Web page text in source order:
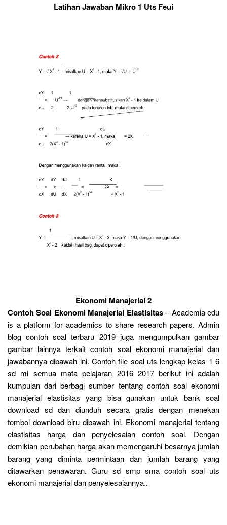
Latihan Jawaban Mikro 1 Uts Feui
Ekonomi Manajerial 2
Contoh Soal Ekonomi Manajerial Elastisitas– Academia edu
is a platform for academics to share research papers. Admin
blog contoh soal terbaru 2019 juga mengumpulkan gambar
gambar lainnya terkait contoh soal ekonomi manajerial dan
jawabannya dibawah ini. Contoh file soal uts lengkap kelas 1 6
sd mi semua mata pelajaran 2016 2017 berikut ini adalah
kumpulan dari berbagi sumber tentang contoh soal ekonomi
manajerial elastisitas yang bisa gunakan untuk bank soal
download sd dan diunduh secara gratis dengan menekan
tombol download biru dibawah ini. Ekonomi manajerial tentang
elastisitas harga dan penyelesaian contoh soal. Dengan
demikian perubahan harga akan memengaruhi besarnya jumlah
barang yang diminta permintaan dan jumlah barang yang
ditawarkan penawaran. Guru sd smp sma contoh soal uts
ekonomi manajerial dan penyelesaiannya..